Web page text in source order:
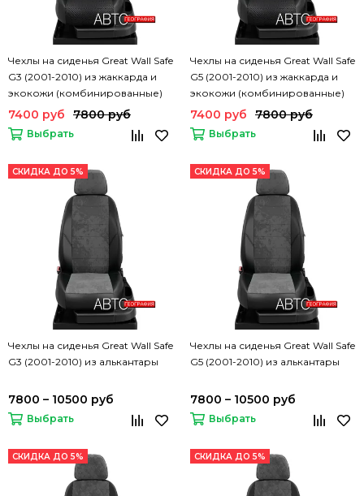
Чехлы на сиденья Great Wall Safe
G3 (2001-2010) из жаккарда и
экокожи (комбинированные)
7400 руб 7800 руб
Выбрать
Чехлы на сиденья Great Wall Safe
G5 (2001-2010) из жаккарда и
экокожи (комбинированные)
7400 руб 7800 руб
Выбрать
СКИДКА ДО 5%
Чехлы на сиденья Great Wall Safe
G3 (2001-2010) из алькантары
7800 – 10500 руб
Выбрать
СКИДКА ДО 5%
Чехлы на сиденья Great Wall Safe
G5 (2001-2010) из алькантары
7800 – 10500 руб
Выбрать
СКИДКА ДО 5% СКИДКА ДО 5%